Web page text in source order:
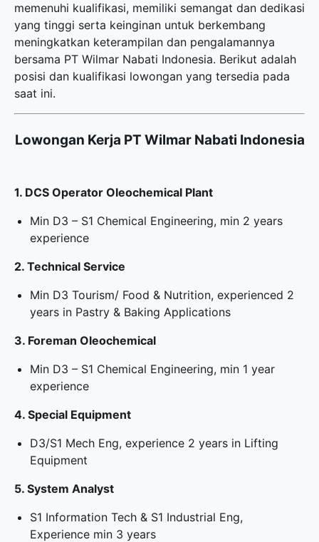
memenuhi kualifikasi, memiliki semangat dan dedikasi
yang tinggi serta keinginan untuk berkembang
meningkatkan keterampilan dan pengalamannya
bersama PT Wilmar Nabati Indonesia. Berikut adalah
posisi dan kualifikasi lowongan yang tersedia pada
saat ini.
Lowongan Kerja PT Wilmar Nabati Indonesia
1. DCS Operator Oleochemical Plant
Min D3 – S1 Chemical Engineering, min 2 years
experience
2. Technical Service
Min D3 Tourism/ Food & Nutrition, experienced 2
years in Pastry & Baking Applications
3. Foreman Oleochemical
Min D3 – S1 Chemical Engineering, min 1 year
experience
4. Special Equipment
D3/S1 Mech Eng, experience 2 years in Lifting
Equipment
5. System Analyst
S1 Information Tech & S1 Industrial Eng,
Experience min 3 years